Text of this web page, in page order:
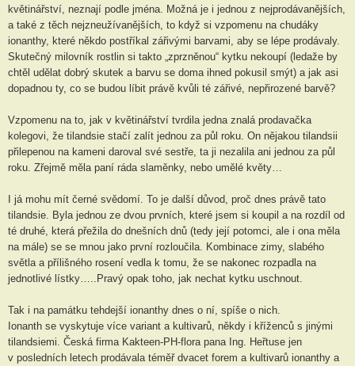
květinářství, neznají podle jména. Možná je i jednou z nejprodávanějších,
a také z těch nejzneužívanějších, to když si vzpomenu na chudáky
ionanthy, které někdo postříkal zářivými barvami, aby se lépe prodávaly.
Skutečný milovník rostlin si takto „zprzněnou“ kytku nekoupí (ledaže by
chtěl udělat dobrý skutek a barvu se doma ihned pokusil smýt) a jak asi
dopadnou ty, co se budou líbit právě kvůli té zářivé, nepřirozené barvě?
Vzpomenu na to, jak v květinářství tvrdila jedna znalá prodavačka
kolegovi, že tilandsie stačí zalít jednou za půl roku. On nějakou tilandsii
přilepenou na kameni daroval své sestře, ta ji nezalila ani jednou za půl
roku. Zřejmě měla paní ráda slaměnky, nebo umělé květy…
I já mohu mít černé svědomí. To je další důvod, proč dnes právě tato
tilandsie. Byla jednou ze dvou prvních, které jsem si koupil a na rozdíl od
té druhé, která přežila do dnešních dnů (tedy její potomci, ale i ona měla
na mále) se se mnou jako první rozloučila. Kombinace zimy, slabého
světla a přílišného rosení vedla k tomu, že se nakonec rozpadla na
jednotlivé lístky…..Pravý opak toho, jak nechat kytku uschnout.
Tak i na památku tehdejší ionanthy dnes o ní, spíše o nich.
Ionanth se vyskytuje více variant a kultivarů, někdy i kříženců s jinými
tilandsiemi. Česká firma Kakteen-PH-flora pana Ing. Heřtuse jen
v posledních letech prodávala téměř dvacet forem a kultivarů ionanthy a